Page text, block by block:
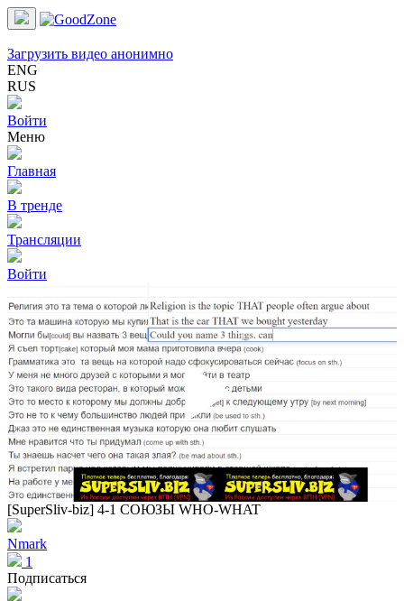
Загрузить видео анонимно
ENG
RUS
Войти
Меню
Главная
В тренде
Трансляции
Войти
Play
[SuperSliv-biz] 4-1 СОЮЗЫ WHO-WHAT
Nmark
1
Подписаться